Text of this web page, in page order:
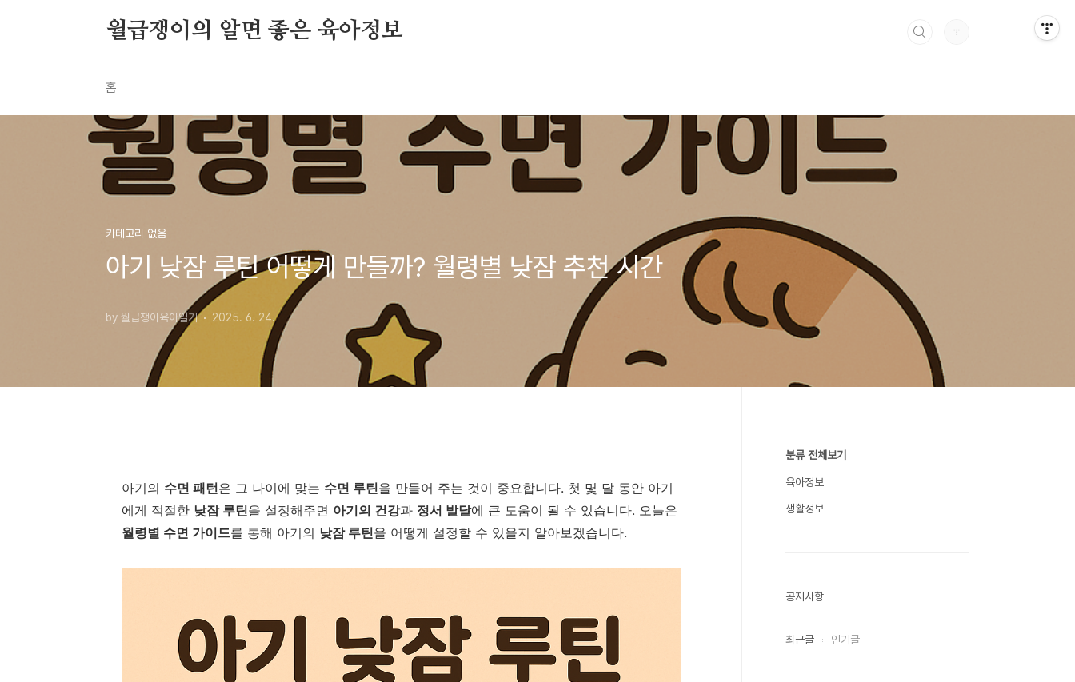
월급쟁이의 알면 좋은 육아정보
홈
카테고리 없음
아기 낮잠 루틴 어떻게 만들까? 월령별 낮잠 추천 시간
by 월급쟁이육아일기 2025. 6. 24.
아기의 수면 패턴은 그 나이에 맞는 수면 루틴을 만들어 주는 것이 중요합니다. 첫 몇 달 동안 아기
에게 적절한 낮잠 루틴을 설정해주면 아기의 건강과 정서 발달에 큰 도움이 될 수 있습니다. 오늘은
월령별 수면 가이드를 통해 아기의 낮잠 루틴을 어떻게 설정할 수 있을지 알아보겠습니다.
분류 전체보기
육아정보
생활정보
공지사항
최근글 인기글